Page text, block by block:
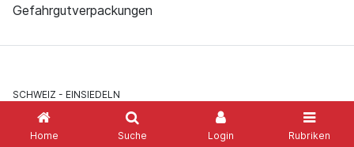
Home Suche Login Rubriken
Gefahrgutverpackungen
SCHWEIZ EINSIEDELN
WellPack AG, Palm Verpackung
Verarbeiter von Papier und Pappe